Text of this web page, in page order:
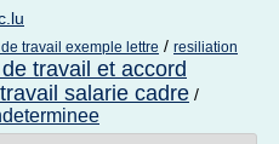
travail exemple lettre / resiliation
travail et accord
salarie cadre /